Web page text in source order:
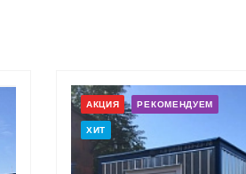
АКЦИЯ РЕКОМЕНДУЕМ
ХИТ